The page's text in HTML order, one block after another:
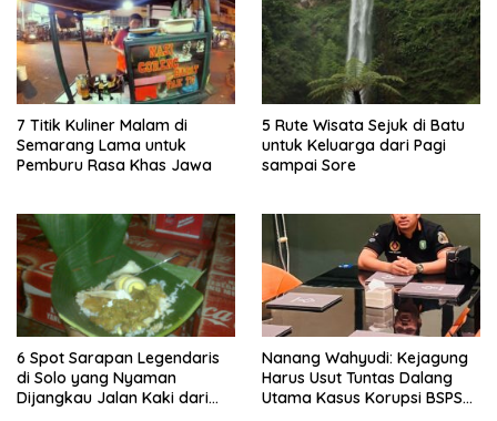
7 Titik Kuliner Malam di
Semarang Lama untuk
Pemburu Rasa Khas Jawa
5 Rute Wisata Sejuk di Batu
untuk Keluarga dari Pagi
sampai Sore
6 Spot Sarapan Legendaris
di Solo yang Nyaman
Dijangkau Jalan Kaki dari
Nanang Wahyudi: Kejagung
Harus Usut Tuntas Dalang
Utama Kasus Korupsi BSPS